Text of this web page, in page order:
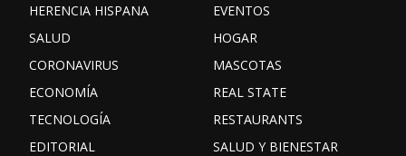
HERENCIA HISPANA
SALUD
CORONAVIRUS
ECONOMÍA
TECNOLOGÍA
EDITORIAL
EVENTOS
HOGAR
MASCOTAS
REAL STATE
RESTAURANTS
SALUD Y BIENESTAR